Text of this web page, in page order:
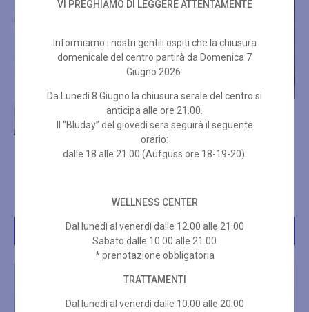
HYDRADERM 1000
Acquista
LIFT SUMMUM 50 MIN
€ 110,00
Acquista
VI PREGHIAMO DI LEGGERE ATTENTAMENTE
Informiamo i nostri gentili ospiti che la chiusura
domenicale del centro partirà da Domenica 7
Giugno 2026.
Da Lunedì 8 Giugno la chiusura serale del centro si
anticipa alle ore 21.00.
Il “Bluday” del giovedì sera seguirà il seguente
orario:
dalle 18 alle 21.00 (Aufguss ore 18-19-20).
WELLNESS CENTER
Dal lunedì al venerdì dalle 12.00 alle 21.00
Sabato dalle 10.00 alle 21.00
* prenotazione obbligatoria
TRATTAMENTI
Dal lunedì al venerdì dalle 10.00 alle 20.00